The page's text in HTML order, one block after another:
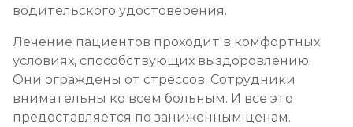
водительского удостоверения.
Лечение пациентов проходит в комфортных
условиях, способствующих выздоровлению.
Они ограждены от стрессов. Сотрудники
внимательны ко всем больным. И все это
предоставляется по заниженным ценам.